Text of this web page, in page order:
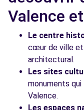
Valence
Le centre
cœur de ville et
architectural.
Les sites
monuments
Valence.
Les espaces